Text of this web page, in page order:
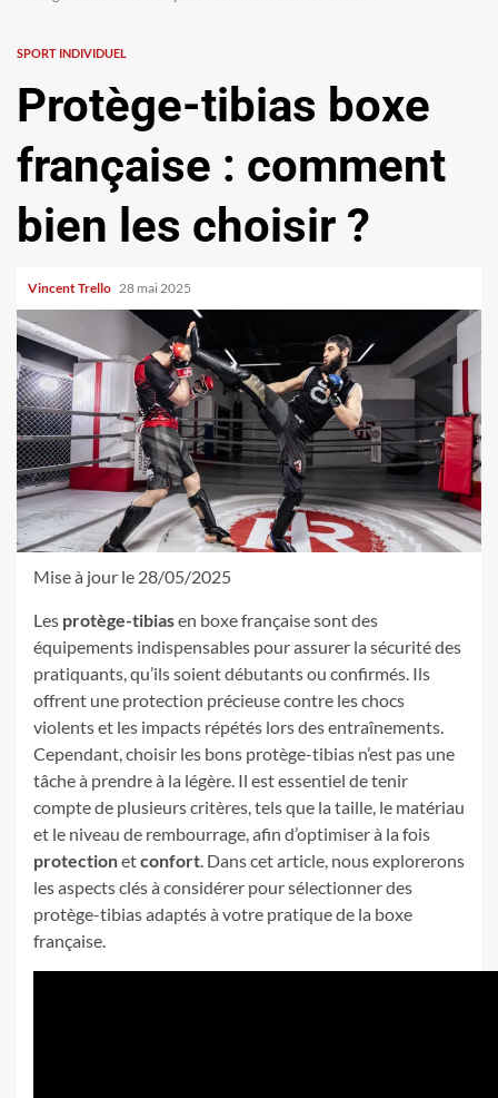
SPORT INDIVIDUEL
Protège-tibias boxe
française : comment
bien les choisir ?
Vincent Trello 28 mai 2025
Mise à jour le 28/05/2025
Les protège-tibiasen boxe française sont des
équipements indispensables pour assurer la sécurité des
pratiquants, qu’ils soient débutants ou confirmés. Ils
offrent une protection précieuse contre les chocs
violents et les impacts répétés lors des entraînements.
Cependant, choisir les bons protège-tibias n’est pas une
tâche à prendre à la légère. Il est essentiel de tenir
compte de plusieurs critères, tels que la taille, le matériau
et le niveau de rembourrage, afin d’optimiser à la fois
protectionetconfort. Dans cet article, nous explorerons
les aspects clés à considérer pour sélectionner des
protège-tibias adaptés à votre pratique de la boxe
française.